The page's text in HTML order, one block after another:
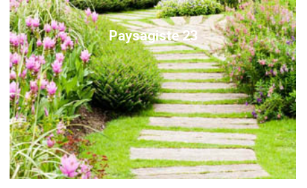
Paysagiste 23